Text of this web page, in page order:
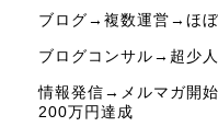
ブログ→複数運営→ほ
ブログコンサル→超少
情報発信→メルマガ開
200万円達成